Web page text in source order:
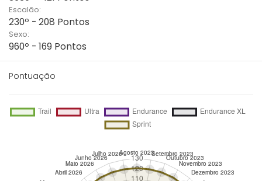
Escalão:
230º - 208 Pontos
Sexo:
960º - 169 Pontos
Pontuação